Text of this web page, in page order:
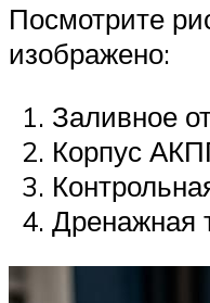
Посмотрите
изображено:
Заливное
Корпус
Дренажная